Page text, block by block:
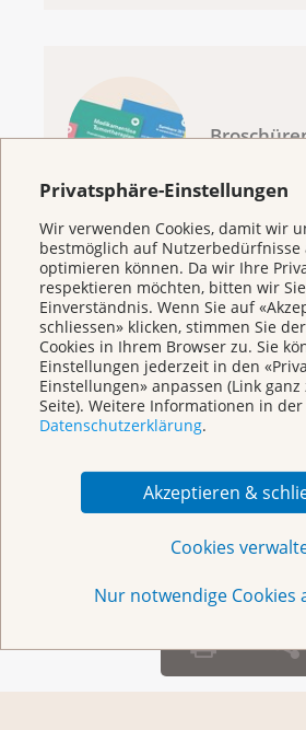
Privatsphäre-Einstellungen
Wir verwenden Cookies, damit wir
bestmöglich auf
optimieren können. Da wir Ihre
respektieren möchten, bitten wir
Einverständnis. Wenn Sie auf
schliessen» klicken, stimmen Sie
Cookies in Ihrem Browser zu. Sie
Einstellungen jederzeit in den
Einstellungen» anpassen (Link
Seite). Weitere Informationen in der
Datenschutzerklärung.
Akzeptieren &
Cookies
Nur notwendige Cookies
KrebsInfo
0800 11 88 11
Montag – Freitag: 10 –
E-Mail
KrebsInfo
Montag – Freitag: 10 –